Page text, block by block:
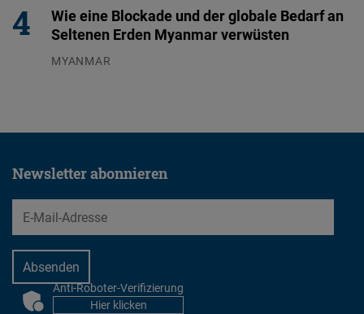
Wie eine Blockade und der globale Bedarf an
Seltenen Erden Myanmar verwüsten
MYANMAR
Newsletter abonnieren
EMail
CAPTCHAAnti-Roboter-Verifizierung
Hier klicken